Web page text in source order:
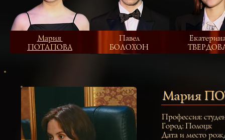
Мария
ПОТАПОВА
Павел
БОЛОХОН
Екатерина
Мария
Профессия:
Город: Полоцк
Дата и место